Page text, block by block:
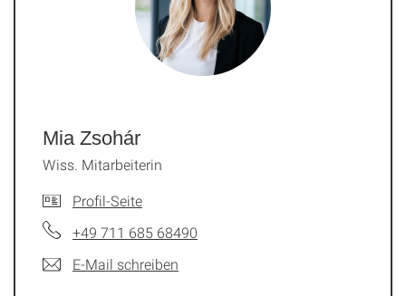
Mia Zsohár
Wiss. Mitarbeiterin
Profil-Seite
+49 711 685 68490
E-Mail schreiben